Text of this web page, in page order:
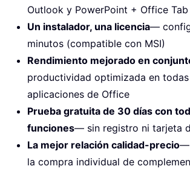
Outlook y PowerPoint + Office Tab
Un instalador, una licencia—
minutos (compatible con MSI)
Rendimiento mejorado en
productividad optimizada en
aplicaciones de Office
Prueba gratuita de 30 días con
funciones— sin registro ni tarjeta
La mejor relación calidad-precio—
la compra individual de